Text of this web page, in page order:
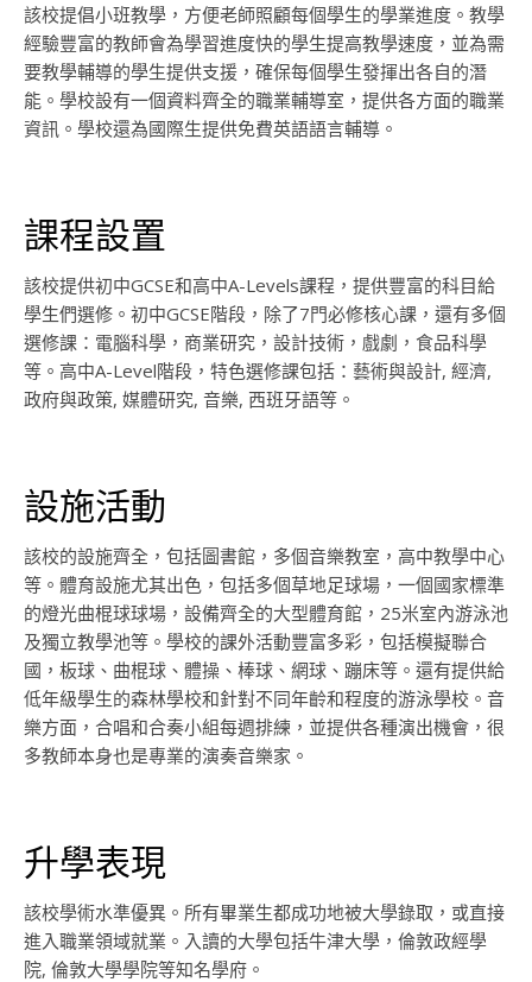
該校提倡小班教學，方便老師照顧每個學生的學業進度。教學
經驗豐富的教師會為學習進度快的學生提高教學速度，並為需
要教學輔導的學生提供支援，確保每個學生發揮出各自的潛
能。學校設有一個資料齊全的職業輔導室，提供各方面的職業
資訊。學校還為國際生提供免費英語語言輔導。
課程設置
該校提供初中GCSE和高中A-Levels課程，提供豐富的科目給
學生們選修。初中GCSE階段，除了7門必修核心課，還有多個
選修課：電腦科學，商業研究，設計技術，戲劇，食品科學
等。高中A-Level階段，特色選修課包括：藝術與設計, 經濟,
政府與政策, 媒體研究, 音樂, 西班牙語等。
設施活動
該校的設施齊全，包括圖書館，多個音樂教室，高中教學中心
等。體育設施尤其出色，包括多個草地足球場，一個國家標準
的燈光曲棍球球場，設備齊全的大型體育館，25米室內游泳池
及獨立教學池等。學校的課外活動豐富多彩，包括模擬聯合
國，板球、曲棍球、體操、棒球、網球、蹦床等。還有提供給
低年級學生的森林學校和針對不同年齡和程度的游泳學校。音
樂方面，合唱和合奏小組每週排練，並提供各種演出機會，很
多教師本身也是專業的演奏音樂家。
升學表現
該校學術水準優異。所有畢業生都成功地被大學錄取，或直接
進入職業領域就業。入讀的大學包括牛津大學，倫敦政經學
院, 倫敦大學學院等知名學府。